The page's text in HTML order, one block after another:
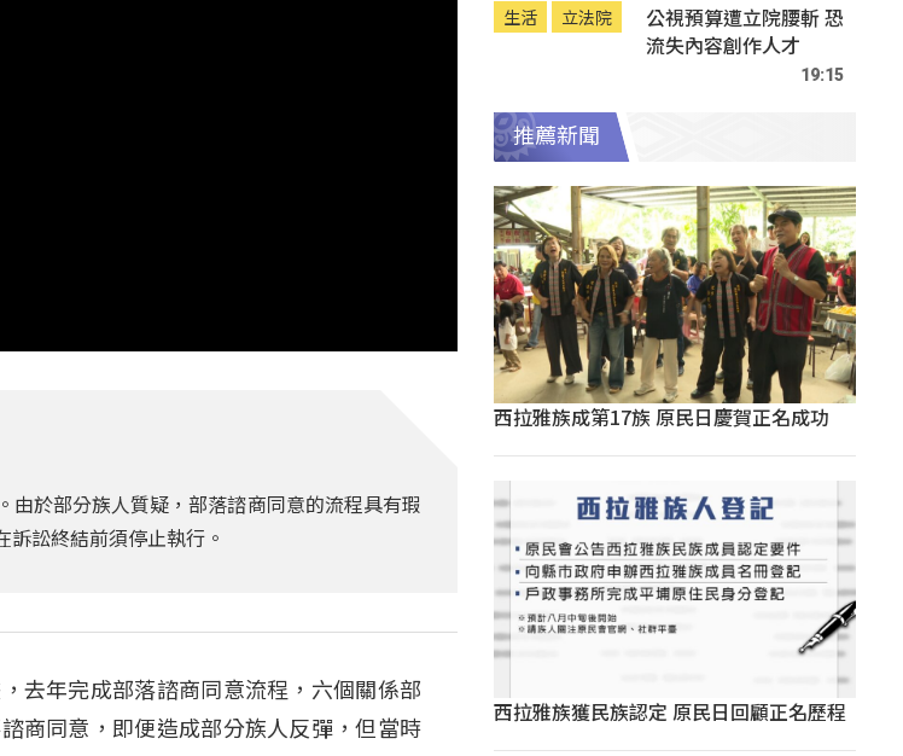
於部分族人質疑，部落諮商同意的流程具有瑕
訟終結前須停止執行。
去年完成部落諮商同意流程，六個關係部
商同意，即便造成部分族人反彈，但當時
生活 立法院
公視預算遭立院腰斬 恐
流失內容創作人才
19:15
推薦新聞
西拉雅族成第17族 原民日慶賀正名成功
西拉雅族獲民族認定 原民日回顧正名歷程